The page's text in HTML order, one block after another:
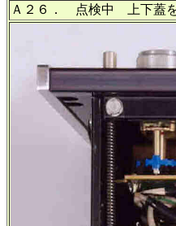
Ａ２６． 点検中 上下蓋